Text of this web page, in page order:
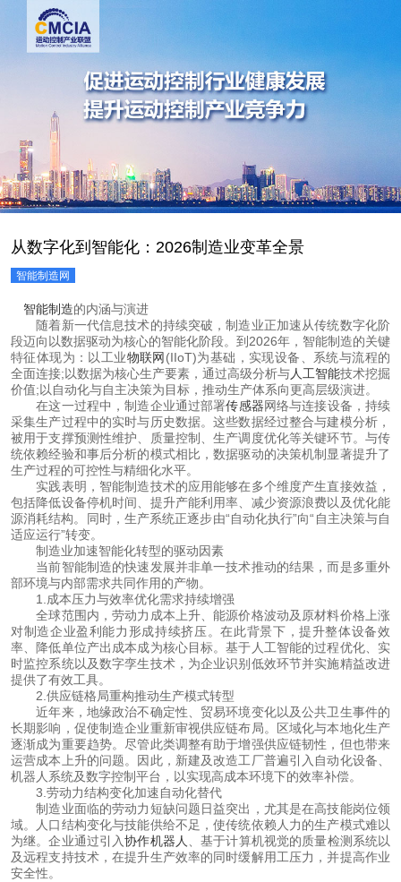
从数字化到智能化：2026制造业变革全景
智能制造网
智能制造的内涵与演进
随着新一代信息技术的持续突破，制造业正加速从传统数字化阶
段迈向以数据驱动为核心的智能化阶段。到2026年，智能制造的关键
特征体现为：以工业物联网 (IIoT)为基础，实现设备、系统与流程的
全面连接;以数据为核心生产要素，通过高级分析与人工智能技术挖掘
价值;以自动化与自主决策为目标，推动生产体系向更高层级演进。
在这一过程中，制造企业通过部署传感器网络与连接设备，持续
采集生产过程中的实时与历史数据。这些数据经过整合与建模分析，
被用于支撑预测性维护、质量控制、生产调度优化等关键环节。与传
统依赖经验和事后分析的模式相比，数据驱动的决策机制显著提升了
生产过程的可控性与精细化水平。
实践表明，智能制造技术的应用能够在多个维度产生直接效益，
包括降低设备停机时间、提升产能利用率、减少资源浪费以及优化能
源消耗结构。同时，生产系统正逐步由“自动化执行”向“自主决策与自
适应运行”转变。
制造业加速智能化转型的驱动因素
当前智能制造的快速发展并非单一技术推动的结果，而是多重外
部环境与内部需求共同作用的产物。
1.成本压力与效率优化需求持续增强
全球范围内，劳动力成本上升、能源价格波动及原材料价格上涨
对制造企业盈利能力形成持续挤压。在此背景下，提升整体设备效
率、降低单位产出成本成为核心目标。基于人工智能的过程优化、实
时监控系统以及数字孪生技术，为企业识别低效环节并实施精益改进
提供了有效工具。
2.供应链格局重构推动生产模式转型
近年来，地缘政治不确定性、贸易环境变化以及公共卫生事件的
长期影响，促使制造企业重新审视供应链布局。区域化与本地化生产
逐渐成为重要趋势。尽管此类调整有助于增强供应链韧性，但也带来
运营成本上升的问题。因此，新建及改造工厂普遍引入自动化设备、
机器人系统及数字控制平台，以实现高成本环境下的效率补偿。
3.劳动力结构变化加速自动化替代
制造业面临的劳动力短缺问题日益突出，尤其是在高技能岗位领
域。人口结构变化与技能供给不足，使传统依赖人力的生产模式难以
为继。企业通过引入协作机器人、基于计算机视觉的质量检测系统以
及远程支持技术，在提升生产效率的同时缓解用工压力，并提高作业
安全性。